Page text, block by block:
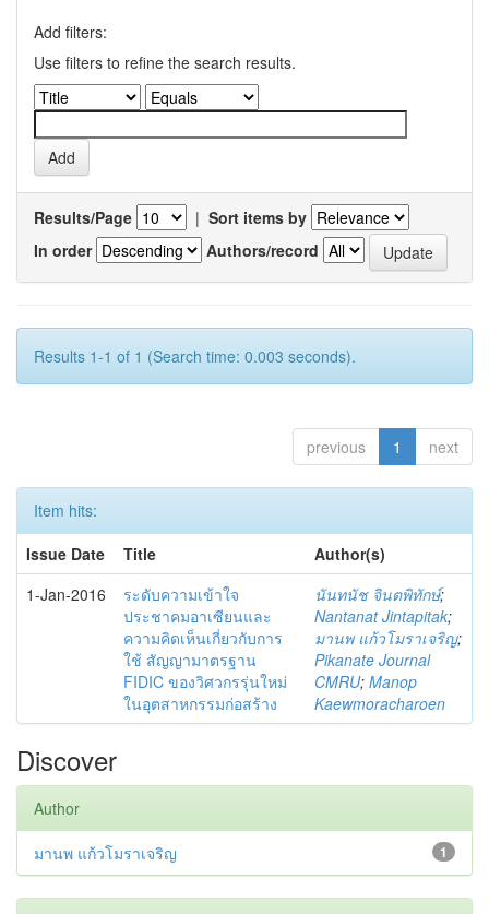
Add filters:
Use filters to refine the search results.
Results/Page | Sort items by
In order
Authors/record
Results 1-1 of 1 (Search time: 0.003 seconds).
previous 1 next
Item hits:
Issue Date
Title
Author(s)
1-Jan-2016
ระดับความเข้าใจ
ประชาคมอาเซียนและ
ความคิดเห็นเกี่ยวกับการ
ใช้ สัญญามาตรฐาน
FIDIC ของวิศวกรรุ่นใหม่
ในอุตสาหกรรมก่อสร้าง
นันทนัช จินตพิทักษ์;
Nantanat Jintapitak;
มานพ แก้วโมราเจริญ;
Pikanate Journal
CMRU; Manop
Kaewmoracharoen
Discover
Author
1
มานพ แก้วโมราเจริญ